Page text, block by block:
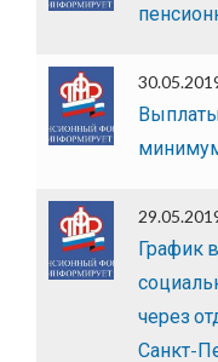
График
через
Санкт-